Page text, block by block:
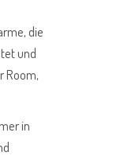
die
und
Room,
in